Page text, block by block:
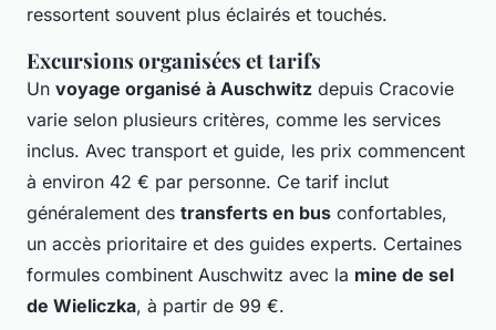
ressortent souvent plus éclairés et touchés.
Excursions organisées et tarifs
Un voyage organisé à Auschwitz depuis Cracovie
varie selon plusieurs critères, comme les services
inclus. Avec transport et guide, les prix commencent
à environ 42 € par personne. Ce tarif inclut
généralement des transferts en bus confortables,
un accès prioritaire et des guides experts. Certaines
formules combinent Auschwitz avec la mine de sel
de Wieliczka, à partir de 99 €.